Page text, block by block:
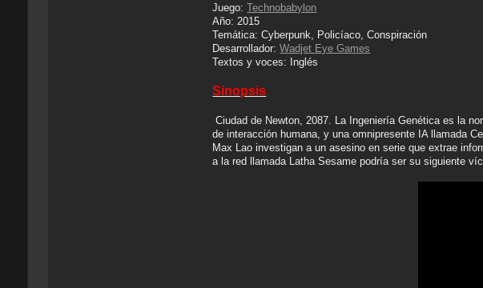
Juego:Technobabylon
Año: 2015
Temática: Cyberpunk, Policíaco, Conspiración
Desarrollador:Wadjet Eye Games
Textos y voces: Inglés
Sinopsis
Ciudad de Newton, 2087. La Ingeniería Genética es la
de interacción humana, y una omnipresente IA llamada
Max Lao investigan a un asesino en serie que extrae
a la red llamada Latha Sesame podría ser su siguiente